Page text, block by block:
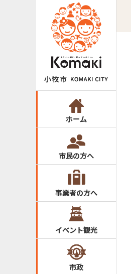
ホーム
市民の方へ
事業者の方へ
イベント観光
市政